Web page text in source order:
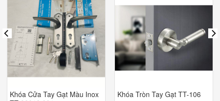
Khóa Cửa Tay Gạt Màu Inox
Khóa Tròn Tay Gạt TT-106